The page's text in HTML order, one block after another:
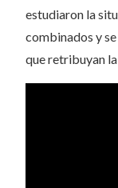
estudiaron la
combinados y
que retribuyan